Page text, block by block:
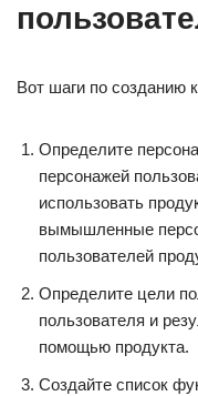
Вот шаги по созданию
Определите
персонажей
использовать
вымышленные
пользователей
Определите цели
пользователя и
помощью продукта.
Создайте список